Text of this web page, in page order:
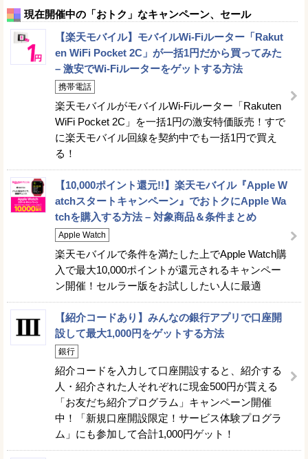
現在開催中の「おトク」なキャンペーン、セール
【楽天モバイル】モバイルWi-Fiルーター「Rakut
en WiFi Pocket 2C」が一括1円だから買ってみた
– 激安でWi-Fiルーターをゲットする方法
携帯電話
楽天モバイルがモバイルWi-Fiルーター「Rakuten
WiFi Pocket 2C」を一括1円の激安特価販売！すで
に楽天モバイル回線を契約中でも一括1円で買え
る！
【10,000ポイント還元!!】楽天モバイル『Apple W
atchスタートキャンペーン』でおトクにApple Wa
tchを購入する方法 – 対象商品＆条件まとめ
Apple Watch
楽天モバイルで条件を満たした上でApple Watch購
入で最大10,000ポイントが還元されるキャンペー
ン開催！セルラー版をお試ししたい人に最適
【紹介コードあり】みんなの銀行アプリで口座開
設して最大1,000円をゲットする方法
銀行
紹介コードを入力して口座開設すると、紹介する
人・紹介された人それぞれに現金500円が貰える
「お友だち紹介プログラム」キャンペーン開催
中！「新規口座開設限定！サービス体験プログラ
ム」にも参加して合計1,000円ゲット！